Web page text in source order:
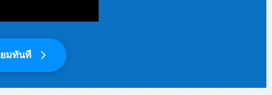
ยมทันที